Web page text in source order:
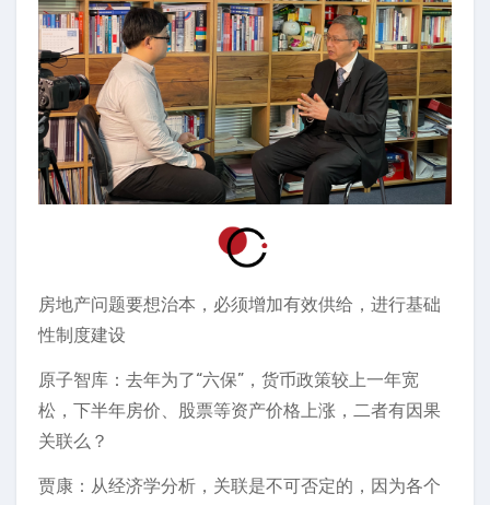
房地产问题要想治本，必须增加有效供给，进行基础
性制度建设
原子智库：去年为了“六保”，货币政策较上一年宽
松，下半年房价、股票等资产价格上涨，二者有因果
关联么？
贾康：从经济学分析，关联是不可否定的，因为各个